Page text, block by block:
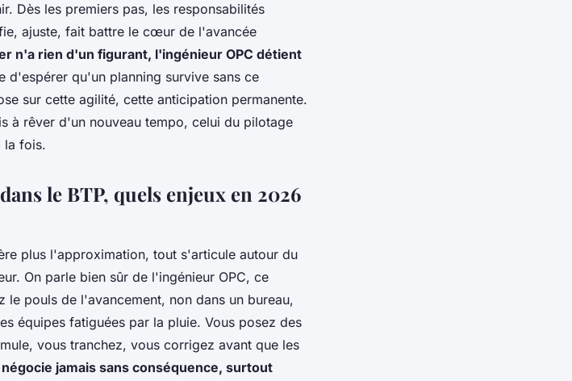
Dès les premiers pas, les responsabilités
ajuste, fait battre le cœur de l'avancée
n'a rien d'un figurant, l'ingénieur OPC détient
d'espérer qu'un planning survive sans ce
sur cette agilité, cette anticipation permanente.
à rêver d'un nouveau tempo, celui du pilotage
la fois.
le BTP, quels enjeux en 2026
plus l'approximation, tout s'articule autour du
On parle bien sûr de l'ingénieur OPC, ce
le pouls de l'avancement, non dans un bureau,
équipes fatiguées par la pluie. Vous posez des
vous tranchez, vous corrigez avant que les
jamais sans conséquence, surtout